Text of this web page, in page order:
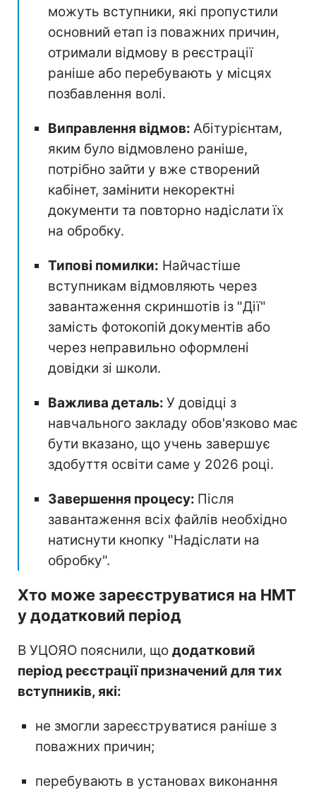
можуть вступники, які пропустили
основний етап із поважних причин,
отримали відмову в реєстрації
раніше або перебувають у місцях
позбавлення волі.
Виправлення відмов: Абітурієнтам,
яким було відмовлено раніше,
потрібно зайти у вже створений
кабінет, замінити некоректні
документи та повторно надіслати їх
на обробку.
Типові помилки: Найчастіше
вступникам відмовляють через
завантаження скриншотів із "Дії"
замість фотокопій документів або
через неправильно оформлені
довідки зі школи.
Важлива деталь: У довідці з
навчального закладу обов'язково має
бути вказано, що учень завершує
здобуття освіти саме у 2026 році.
Завершення процесу: Після
завантаження всіх файлів необхідно
натиснути кнопку "Надіслати на
обробку".
Хто може зареєструватися на НМТ
у додатковий період
В УЦОЯО пояснили, що додатковий
період реєстрації призначений для тих
вступників, які:
не змогли зареєструватися раніше з
поважних причин;
перебувають в установах виконання